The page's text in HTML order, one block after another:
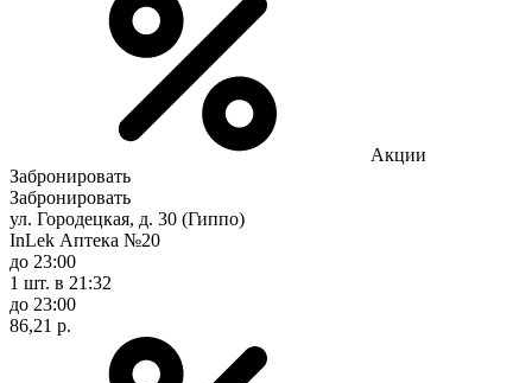
Акции
Забронировать
Забронировать
ул. Городецкая, д. 30 (Гиппо)
InLek Аптека №20
до 23:00
1 шт. в 21:32
до 23:00
86,21 р.